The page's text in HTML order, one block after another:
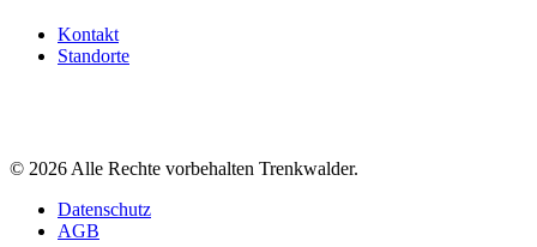
Kontakt
Standorte
© 2026 Alle Rechte vorbehalten Trenkwalder.
Datenschutz
AGB